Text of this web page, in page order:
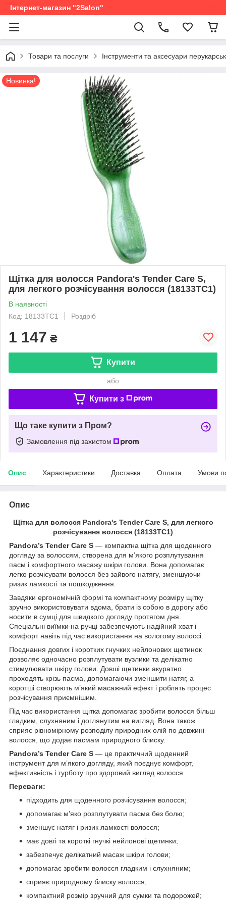
Інтернет-магазин "2Salon"
Товари та послуги Інструменти та аксесуари
Новинка!
Щітка для волосся Pandora's Tender Care S,
для легкого розчісування волосся (18133TC1)
В наявності
Код: 18133TC1
Роздріб
1 147 ₴
Купити
або
Купити з
Що таке купити з Пром?
Замовлення під захистом
Опис Характеристики Доставка Оплата Умови
Опис
Щітка для волосся Pandora's Tender Care S, для легкого
розчісування волосся (18133TC1)
Pandora’s Tender Care S — компактна щітка для щоденного
догляду за волоссям, створена для м’якого розплутування
пасм і комфортного масажу шкіри голови. Вона допомагає
легко розчісувати волосся без зайвого натягу, зменшуючи
ризик ламкості та пошкодження.
Завдяки ергономічній формі та компактному розміру щітку
зручно використовувати вдома, брати із собою в дорогу або
носити в сумці для швидкого догляду протягом дня.
Спеціальні виїмки на ручці забезпечують надійний хват і
комфорт навіть під час використання на вологому волоссі.
Поєднання довгих і коротких гнучких нейлонових щетинок
дозволяє одночасно розплутувати вузлики та делікатно
стимулювати шкіру голови. Довші щетинки акуратно
проходять крізь пасма, допомагаючи зменшити натяг, а
коротші створюють м’який масажний ефект і роблять процес
розчісування приємнішим.
Під час використання щітка допомагає зробити волосся більш
гладким, слухняним і доглянутим на вигляд. Вона також
сприяє рівномірному розподілу природних олій по довжині
волосся, що додає пасмам природного блиску.
Pandora’s Tender Care S — це практичний щоденний
інструмент для м’якого догляду, який поєднує комфорт,
ефективність і турботу про здоровий вигляд волосся.
Переваги:
підходить для щоденного розчісування волосся;
допомагає м’яко розплутувати пасма без болю;
зменшує натяг і ризик ламкості волосся;
має довгі та короткі гнучкі нейлонові щетинки;
забезпечує делікатний масаж шкіри голови;
допомагає зробити волосся гладким і слухняним;
сприяє природному блиску волосся;
компактний розмір зручний для сумки та подорожей;